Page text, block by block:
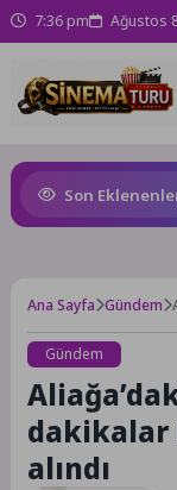
7:36 pm Ağustos
Son
Yüzücüleri
Ana Sayfa Gündem
Gündem
dakikalar
alındı